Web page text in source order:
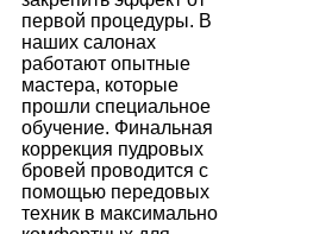
первой процедуры. В
наших салонах
работают опытные
мастера, которые
прошли специальное
обучение. Финальная
коррекция пудровых
бровей проводится с
помощью передовых
техник в максимально